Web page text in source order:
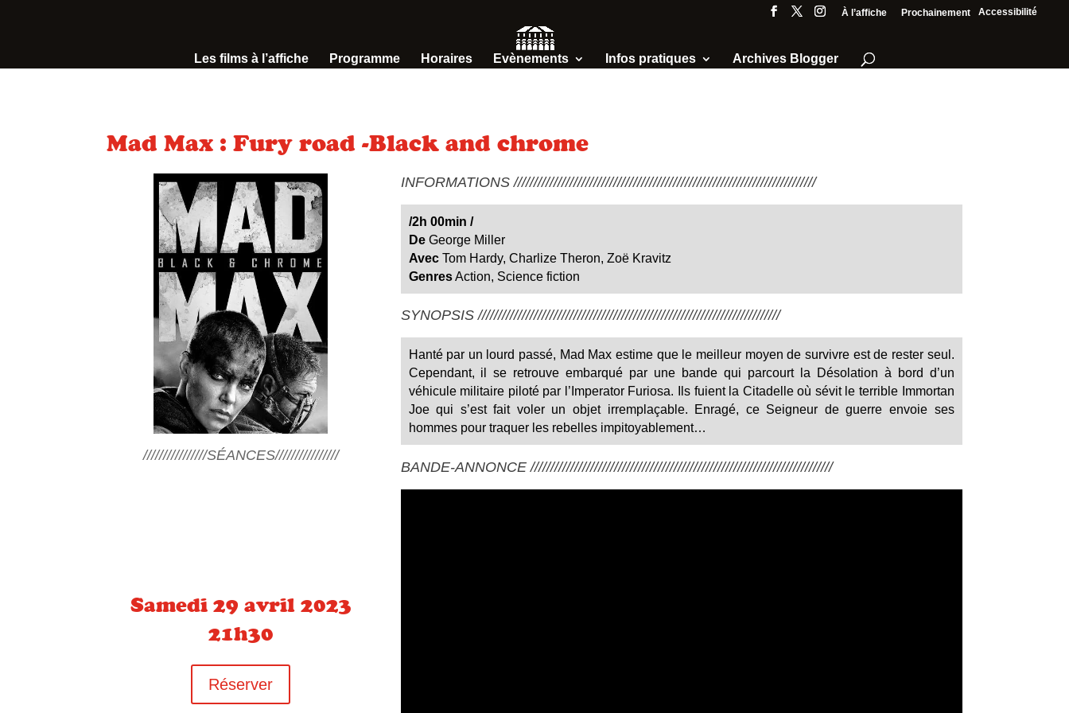
Accessibilité
À l’affiche Prochainement
Les films à l’affiche Programme Horaires Evènements Infos pratiques Archives Blogger
Mad Max : Fury road -Black and chrome
////////////////SÉANCES////////////////
Samedi 29 avril 2023
21h30
Réserver
INFORMATIONS ////////////////////////////////////////////////////////////////////////////
/2h 00min /
DeGeorge Miller
AvecTom Hardy, Charlize Theron, Zoë Kravitz
GenresAction, Science fiction
SYNOPSIS ////////////////////////////////////////////////////////////////////////////
Hanté par un lourd passé, Mad Max estime que le meilleur moyen de survivre est de rester seul.
Cependant, il se retrouve embarqué par une bande qui parcourt la Désolation à bord d’un
véhicule militaire piloté par l’Imperator Furiosa. Ils fuient la Citadelle où sévit le terrible Immortan
Joe qui s’est fait voler un objet irremplaçable. Enragé, ce Seigneur de guerre envoie ses
hommes pour traquer les rebelles impitoyablement…
BANDE-ANNONCE ////////////////////////////////////////////////////////////////////////////